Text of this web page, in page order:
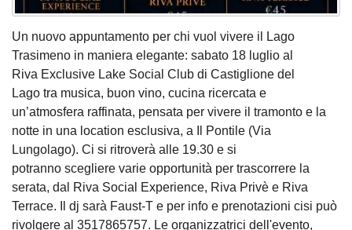
Un nuovo appuntamento per chi vuol vivere il Lago
Trasimeno in maniera elegante: sabato 18 luglio al
Riva Exclusive Lake Social Club di Castiglione del
Lago tra musica, buon vino, cucina ricercata e
un’atmosfera raffinata, pensata per vivere il tramonto e la
notte in una location esclusiva, a Il Pontile (Via
Lungolago). Ci si ritroverà alle 19.30 e si
potranno scegliere varie opportunità per trascorrere la
serata, dal Riva Social Experience, Riva Privè e Riva
Terrace. Il dj sarà Faust-T e per info e prenotazioni cisi può
rivolgere al 3517865757. Le organizzatrici dell'evento,